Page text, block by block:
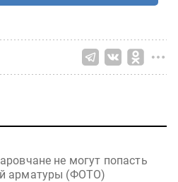
не могут попасть
арматуры (ФОТО)